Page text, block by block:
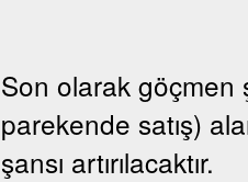
Son olarak göçmen
parekende satış)
şansı artırılacaktır.